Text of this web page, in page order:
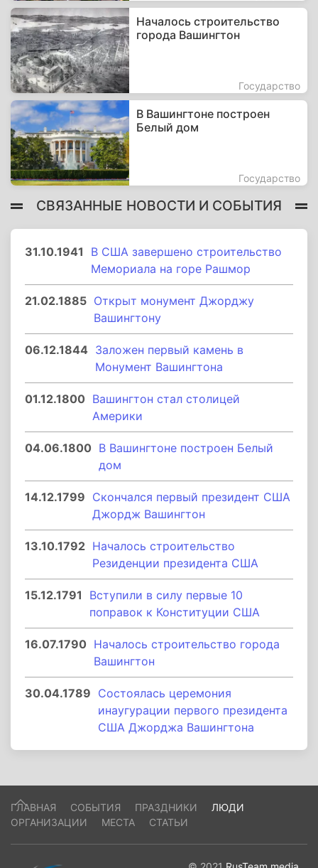
Началось строительство
города Вашингтон
Государство
В Вашингтоне построен
Белый дом
Государство
СВЯЗАННЫЕ НОВОСТИ И СОБЫТИЯ
31.10.1941
В США завершено строительство
Мемориала на горе Рашмор
21.02.1885 Открыт монумент Джорджу
Вашингтону
06.12.1844 Заложен первый камень в
Монумент Вашингтона
01.12.1800 Вашингтон стал столицей
Америки
04.06.1800 В Вашингтоне построен Белый
дом
14.12.1799 Скончался первый президент США
Джордж Вашингтон
13.10.1792 Началось строительство
Резиденции президента США
15.12.1791
Вступили в силу первые 10
поправок к Конституции США
16.07.1790 Началось строительство города
Вашингтон
30.04.1789 Состоялась церемония
инаугурации первого президента
США Джорджа Вашингтона
ГЛАВНАЯ СОБЫТИЯ ПРАЗДНИКИ
ЛЮДИ
ОРГАНИЗАЦИИ
МЕСТА СТАТЬИ